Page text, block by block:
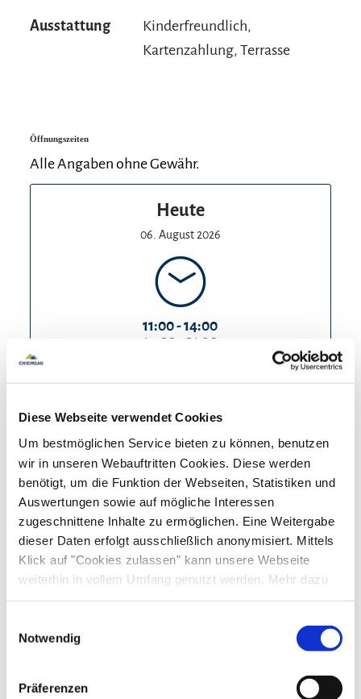
Diese Webseite verwendet Cookies
Um bestmöglichen Service bieten zu können, benutzen
wir in unseren Webauftritten Cookies. Diese werden
benötigt, um die Funktion der Webseiten, Statistiken und
Auswertungen sowie auf mögliche Interessen
zugeschnittene Inhalte zu ermöglichen. Eine Weitergabe
dieser Daten erfolgt ausschließlich anonymisiert. Mittels
Klick auf "Cookies zulassen" kann unsere Webseite
weiterhin in vollem Umfang genutzt werden. Mehr dazu
steht in unserer Datenschutzerklärung.
gelistet.
Notwendig
Präferenzen
See!
Ausstattung
Kinderfreundlich,
Kartenzahlung, Terrasse
Öffnungszeiten
Alle Angaben ohne Gewähr.
Heute
06. August 2026
11:00 - 14:00
17:00 - 21:30
06. August 2026
11:00 - 14:00
17:00 - 21:30
geöffnet
Morgen
07. August 2026
11:00 - 14:00
geöffnet
Übermorgen
Sonntag
11:00 - 14:00